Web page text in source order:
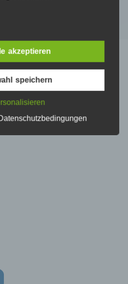
gewährleistet werden
steht es jeder
an uns zu
beruht auf den
durch den Europäischen
beim Erlass
Datenschutzerklärung
erläutern.
identifizierbare natürliche
„betroffene Person")
akzeptieren
speichern